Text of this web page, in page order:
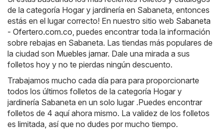
de la categoría Hogar y jardinería en Sabaneta, entonces
estás en el lugar correcto! En nuestro sitio web Sabaneta
- Ofertero.com.co , puedes encontrar toda la información
sobre rebajas en Sabaneta. Las tiendas más populares de
la ciudad son Muebles jamar. Dale una mirada a sus
folletos hoy y no te pierdas ningún descuento.
Trabajamos mucho cada día para para proporcionarte
todos los últimos folletos de la categoría Hogar y
jardinería Sabaneta en un solo lugar .Puedes encontrar
folletos de 4 aquí ahora mismo. La validez de los folletos
es limitada, así que no dudes por mucho tiempo.